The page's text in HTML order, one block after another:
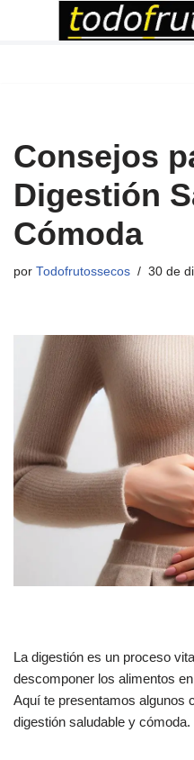
Consejos
Digestión
Cómoda
por Todofrutossecos 30 de
La digestión es un proceso
descomponer los alimentos
Aquí te presentamos algunos
digestión saludable y cómoda.